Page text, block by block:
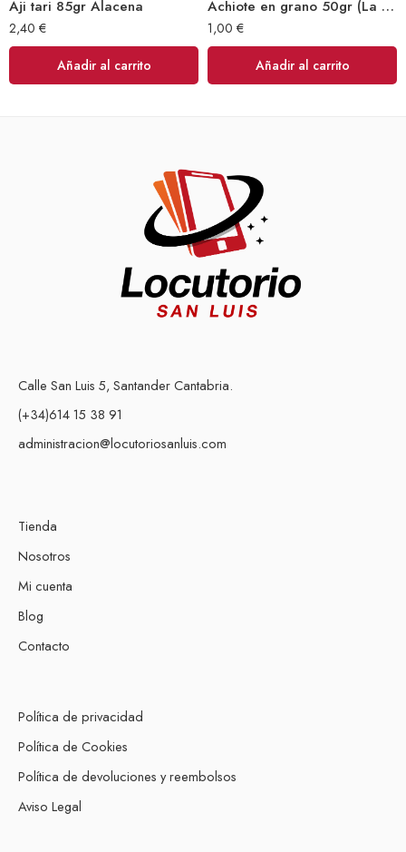
Aji tari 85gr Alacena
2,40 €
Añadir al carrito
Achiote en grano 50gr (La Latina)
1,00 €
Añadir al carrito
Calle San Luis 5, Santander Cantabria.
(+34)614 15 38 91
administracion@locutoriosanluis.com
Tienda
Nosotros
Mi cuenta
Blog
Contacto
Política de privacidad
Política de Cookies
Política de devoluciones y reembolsos
Aviso Legal